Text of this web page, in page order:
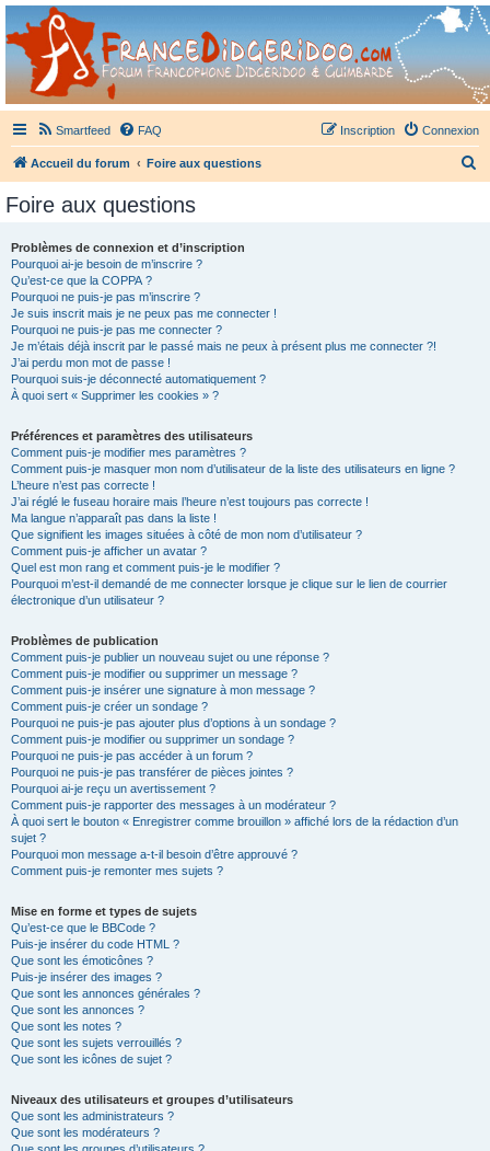
France Didgeridoo
Didgeridoo et Guimbarde sur France Didgeridoo - retrouvez la communauté.
Smartfeed FAQ Connexion
Inscription
Accueil du forum Foire aux questions
Foire aux questions
Problèmes de connexion et d’inscription
Pourquoi ai-je besoin de m’inscrire ?
Qu’est-ce que la COPPA ?
Pourquoi ne puis-je pas m’inscrire ?
Je suis inscrit mais je ne peux pas me connecter !
Pourquoi ne puis-je pas me connecter ?
Je m’étais déjà inscrit par le passé mais ne peux à présent plus me connecter ?!
J’ai perdu mon mot de passe !
Pourquoi suis-je déconnecté automatiquement ?
À quoi sert « Supprimer les cookies » ?
Préférences et paramètres des utilisateurs
Comment puis-je modifier mes paramètres ?
Comment puis-je masquer mon nom d’utilisateur de la liste des utilisateurs en ligne ?
L’heure n’est pas correcte !
J’ai réglé le fuseau horaire mais l’heure n’est toujours pas correcte !
Ma langue n’apparaît pas dans la liste !
Que signifient les images situées à côté de mon nom d’utilisateur ?
Comment puis-je afficher un avatar ?
Quel est mon rang et comment puis-je le modifier ?
Pourquoi m’est-il demandé de me connecter lorsque je clique sur le lien de courrier
électronique d’un utilisateur ?
Problèmes de publication
Comment puis-je publier un nouveau sujet ou une réponse ?
Comment puis-je modifier ou supprimer un message ?
Comment puis-je insérer une signature à mon message ?
Comment puis-je créer un sondage ?
Pourquoi ne puis-je pas ajouter plus d’options à un sondage ?
Comment puis-je modifier ou supprimer un sondage ?
Pourquoi ne puis-je pas accéder à un forum ?
Pourquoi ne puis-je pas transférer de pièces jointes ?
Pourquoi ai-je reçu un avertissement ?
Comment puis-je rapporter des messages à un modérateur ?
À quoi sert le bouton « Enregistrer comme brouillon » affiché lors de la rédaction d’un
sujet ?
Pourquoi mon message a-t-il besoin d’être approuvé ?
Comment puis-je remonter mes sujets ?
Mise en forme et types de sujets
Qu’est-ce que le BBCode ?
Puis-je insérer du code HTML ?
Que sont les émoticônes ?
Puis-je insérer des images ?
Que sont les annonces générales ?
Que sont les annonces ?
Que sont les notes ?
Que sont les sujets verrouillés ?
Que sont les icônes de sujet ?
Niveaux des utilisateurs et groupes d’utilisateurs
Que sont les administrateurs ?
Que sont les modérateurs ?